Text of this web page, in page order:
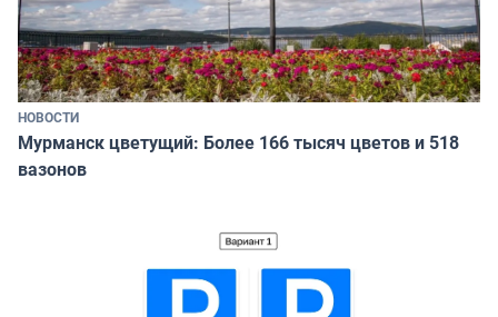
НОВОСТИ
Мурманск цветущий: Более 166 тысяч цветов и 518
вазонов